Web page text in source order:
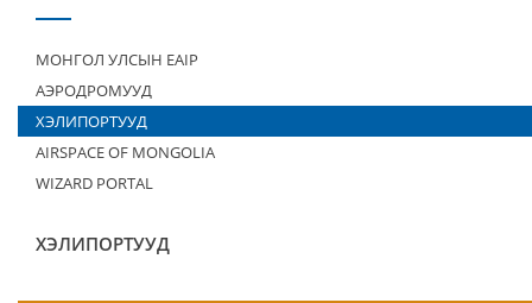
МОНГОЛ УЛСЫН EAIP
АЭРОДРОМУУД
ХЭЛИПОРТУУД
AIRSPACE OF MONGOLIA
WIZARD PORTAL
ХЭЛИПОРТУУД